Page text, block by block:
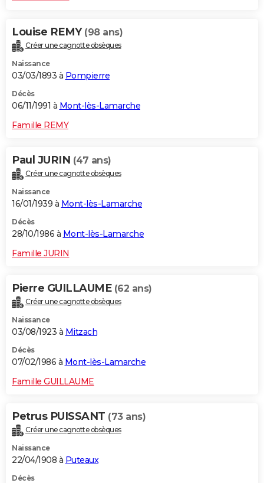
Louise REMY (98 ans)
Créer une cagnotte obsèques
Naissance
03/03/1893 à Pompierre
Décès
06/11/1991 à Mont-lès-Lamarche
Famille REMY
Paul JURIN (47 ans)
Créer une cagnotte obsèques
Naissance
16/01/1939 à Mont-lès-Lamarche
Décès
28/10/1986 à Mont-lès-Lamarche
Famille JURIN
Pierre GUILLAUME (62 ans)
Créer une cagnotte obsèques
Naissance
03/08/1923 à Mitzach
Décès
07/02/1986 à Mont-lès-Lamarche
Famille GUILLAUME
Petrus PUISSANT (73 ans)
Créer une cagnotte obsèques
Naissance
22/04/1908 à Puteaux
Décès